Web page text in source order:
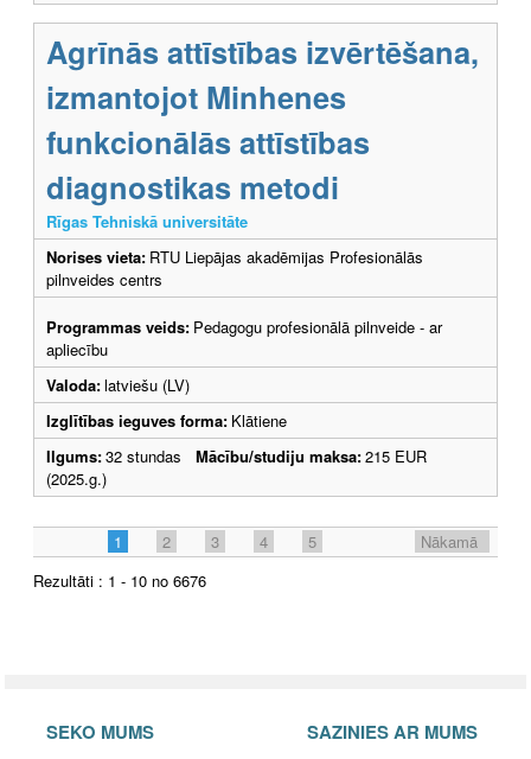
Agrīnās attīstības izvērtēšana,
izmantojot Minhenes
funkcionālās attīstības
diagnostikas metodi
Rīgas Tehniskā universitāte
Norises vieta: RTU Liepājas akadēmijas Profesionālās
pilnveides centrs
Programmas veids: Pedagogu profesionālā pilnveide - ar
apliecību
Valoda:latviešu (LV)
Izglītības ieguves forma: Klātiene
Ilgums:32 stundas Mācību/studiju maksa:215 EUR
(2025.g.)
1 2 3 4 5
Nākamā
Rezultāti : 1 - 10 no 6676
SEKO MUMS SAZINIES AR MUMS